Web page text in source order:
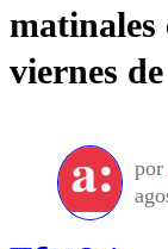
viernes
por